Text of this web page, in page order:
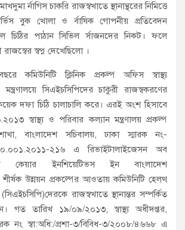
র্নাগিস চাকরি রাজস্বখাতে স্থানান্থরের নিমিত্তে
বুক খোলা ও র্বাষিক গোপনীয় প্রতিবেদন
চিঠির পাঠান সিভিল র্সাজনদের নিকট। ফলে
স্বপ্ন দেখেছিলো ।
কমিউনিটি ক্লিনিক প্রকল্প অফিস স্বাস্থ্য
মন্ত্রণালয়ে সিএইচসিপিদের চাকুরী রাজস্বকরণের
দফা চিঠি চালাচালি করে। এরই অংশ হিসাবে
স্বাস্থ্য ও পরিবার কল্যান মন্ত্রণালয় প্রকল্প
বাংলাদেশ সচিবালয়, ঢাকা স্মারক নং-
২১৬ এ রিভাইটালাইজেসন অব
কেয়ার ইনশিয়েটিভস ইন বাংলাদেশ
উন্নয়ন প্রকল্পের আওতায় কমিউনিটি হেলথ
রাজস্বখাতে স্থানান্তর সম্পর্কিত
গত তারিখ ১৯/০৯/২০১৩, স্বাস্থ্য অধীদপ্তর,
নং স্বা:অধি:/প্রশা-৩/বিবিধ-৩/২০০৮/৪৬৬৮ এ